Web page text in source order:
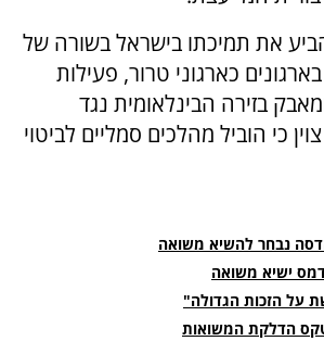
הביע את תמיכתו בישראל בשורה של
כארגוני טרור, פעילות
בזירה הבינלאומית נגד
כי הוביל מהלכים סמליים לביטוי
נבחר להשיא משואה
ישיא משואה
על הזכות הגדולה"
הדלקת המשואות